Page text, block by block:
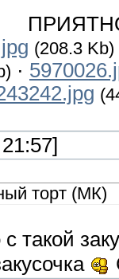
(208.3 Kb)
·
торт (МК)
с такой